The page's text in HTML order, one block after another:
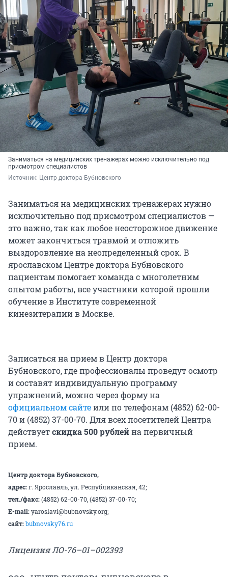
Заниматься на медицинских тренажерах можно исключительно под
присмотром специалистов
Источник: Центр доктора Бубновского
Заниматься на медицинских тренажерах нужно
исключительно под присмотром специалистов —
это важно, так как любое неосторожное движение
может закончиться травмой и отложить
выздоровление на неопределенный срок. В
ярославском Центре доктора Бубновского
пациентам помогает команда с многолетним
опытом работы, все участники которой прошли
обучение в Институте современной
кинезитерапии в Москве.
Записаться на прием в Центр доктора
Бубновского, где профессионалы проведут осмотр
и составят индивидуальную программу
упражнений, можно через форму на
официальном сайтеили по телефонам (4852) 62-00-
70 и (4852) 37-00-70. Для всех посетителей Центра
действуетскидка 500 рублейна первичный
прием.
Центр доктора Бубновского,
адрес:г. Ярославль, ул. Республиканская, 42;
тел./факс:(4852) 62-00-70, (4852) 37-00-70;
E-mail:yaroslavl@bubnovsky.org;
сайт:bubnovsky76.ru
Лицензия ЛО-76–01–002393